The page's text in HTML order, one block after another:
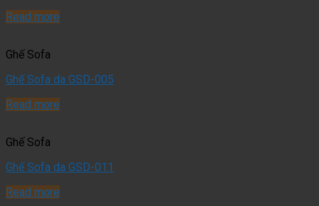
Read more
Ghế Sofa
Ghế Sofa da GSD-005
Read more
Ghế Sofa
Ghế Sofa da GSD-011
Read more